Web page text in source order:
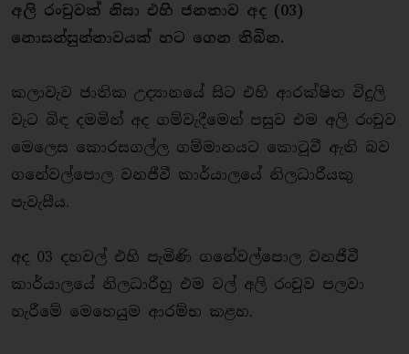
අලි රංචුවක් නිසා එහි ජනතාව අද (03)
නොසන්සුන්තාවයක් හට ගෙන තිබින.
කලාවැව ජාතික උද්‍යානයේ සිට එහි ආරක්ෂිත විදුලි
වැට බිඳ දමමින් අද ගම්වැදීමෙන් පසුව එම අලි රංචුව
මෙලෙස කොරසගල්ල ගම්මානයට කොටුවී ඇති බව
ගනේවල්පොල වනජීවී කාර්යාලයේ නිලධාරීයකු
පැවැසීය.
අද 03 දහවල් එහි පැමිණි ගනේවල්පොල වනජීවී
කාර්යාලයේ නිලධාරීහු එම වල් අලි රංචුව පලවා
හැරීමේ මෙහෙයුම ආරම්භ කළහ.